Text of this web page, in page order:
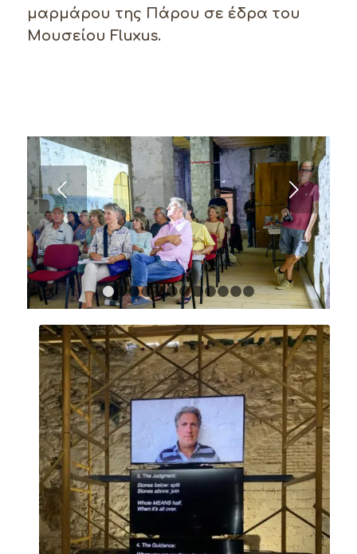
μαρμάρου της Πάρου σε έδρα του
Μουσείου Fluxus.
Next
1 2 3 4 5 6 7 8 9 1011 12